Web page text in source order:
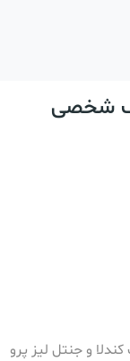
شخصی
و جنتل لیز پرو